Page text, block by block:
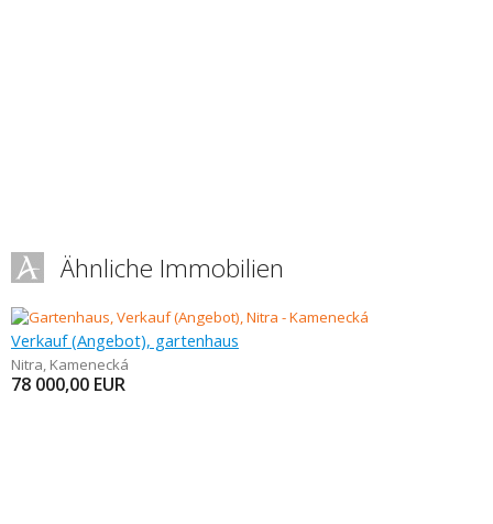
Ähnliche Immobilien
Verkauf (Angebot), gartenhaus
Nitra, Kamenecká
78 000,00 EUR